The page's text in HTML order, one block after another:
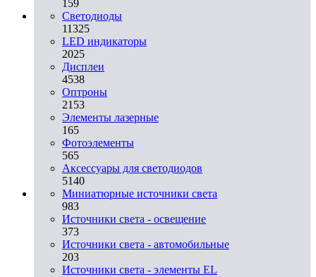
159
Светодиоды
11325
LED индикаторы
2025
Дисплеи
4538
Оптроны
2153
Элементы лазерные
165
Фотоэлементы
565
Аксессуары для светодиодов
5140
Миниатюрные источники света
983
Источники света - освещение
373
Источники света - автомобильные
203
Источники света - элементы EL